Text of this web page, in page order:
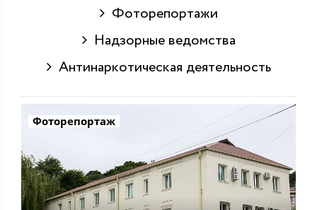
Фоторепортажи
Надзорные ведомства
Антинаркотическая деятельность
Фоторепортаж